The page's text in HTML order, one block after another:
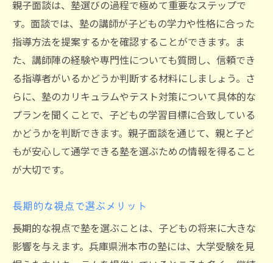
親子面談は、塾選びの過程で極めて重要なステップで
す。面談では、塾の講師が子どもの学力や性格に合った
指導方法を提案するかを確認することができます。ま
た、講師陣の経験や専門性についても質問し、信頼でき
る指導者がいるかどうか判断する材料にしましょう。さ
らに、塾のカリキュラムやテスト対策について具体的な
プランを聞くことで、子どもの学習目標に合致している
かどうかを判断できます。親子面談を通じて、親と子ど
もが安心して通学できる塾を選ぶための情報を得ること
が大切です。
長期的な視点で選ぶメリット
長期的な視点で塾を選ぶことは、子どもの将来に大きな
影響を与えます。兵庫県洲本市の塾には、大学受験を見